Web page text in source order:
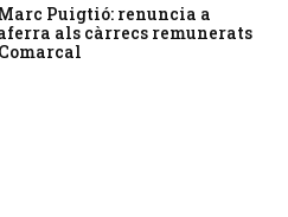
Puigtió: renuncia a
als càrrecs remunerats